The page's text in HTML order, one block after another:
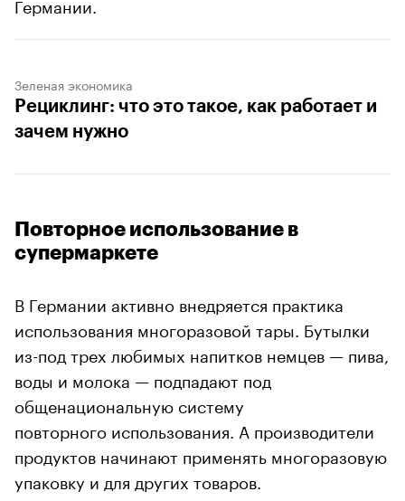
Зеленая экономика
Рециклинг: что это такое, как работает и
зачем нужно
Повторное использование в
супермаркете
В Германии активно внедряется практика
использования многоразовой тары. Бутылки
из-под трех любимых напитков немцев — пива,
воды и молока — подпадают под
общенациональную систему
повторного использования. А производители
продуктов начинают применять многоразовую
упаковку и для других товаров.